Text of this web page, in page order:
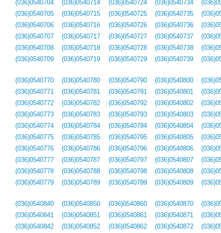
(036)0540704
(036)0540705
(036)0540706
(036)0540707
(036)0540708
(036)0540709
(036)0540714
(036)0540715
(036)0540716
(036)0540717
(036)0540718
(036)0540719
(036)0540724
(036)0540725
(036)0540726
(036)0540727
(036)0540728
(036)0540729
(036)0540734
(036)0540735
(036)0540736
(036)0540737
(036)0540738
(036)0540739
(036)0540770
(036)0540771
(036)0540772
(036)0540773
(036)0540774
(036)0540775
(036)0540776
(036)0540777
(036)0540778
(036)0540779
(036)0540780
(036)0540781
(036)0540782
(036)0540783
(036)0540784
(036)0540785
(036)0540786
(036)0540787
(036)0540788
(036)0540789
(036)0540790
(036)0540791
(036)0540792
(036)0540793
(036)0540794
(036)0540795
(036)0540796
(036)0540797
(036)0540798
(036)0540799
(036)0540800
(036)0540801
(036)0540802
(036)0540803
(036)0540804
(036)0540805
(036)0540806
(036)0540807
(036)0540808
(036)0540809
(036)0540840
(036)0540841
(036)0540842
(036)0540850
(036)0540851
(036)0540852
(036)0540860
(036)0540861
(036)0540862
(036)0540870
(036)0540871
(036)0540872